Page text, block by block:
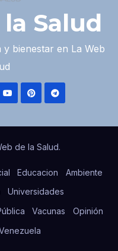
Salud
bienestar en La Web
de la Salud.
Educacion
Ambiente
Universidades
Vacunas
Opinión